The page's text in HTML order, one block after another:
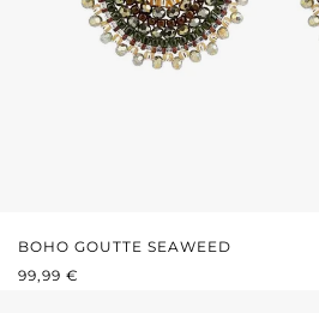
BOHO GOUTTE SEAWEED
PRIX RÉGULIER :
99,99 €